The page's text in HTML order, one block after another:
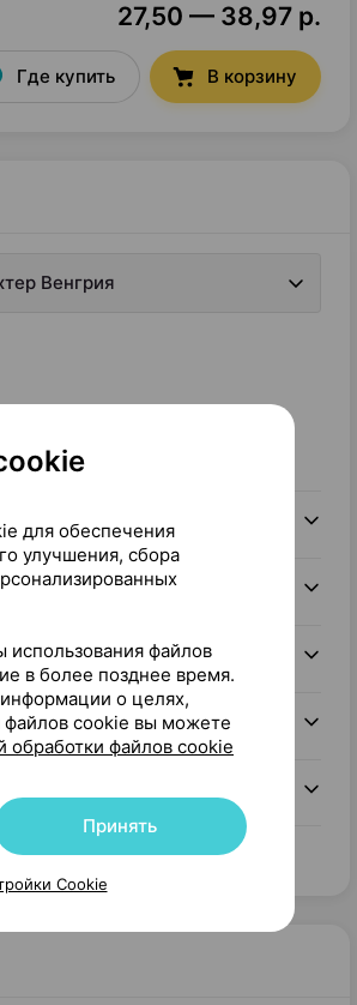
27,50 — 38,97 р.
Где купить В корзину
Венгрия
для обеспечения
улучшения, сбора
файлов
в более позднее время.
о целях,
файлов cookie вы можете
обработки файлов cookie
Принять
Cookie